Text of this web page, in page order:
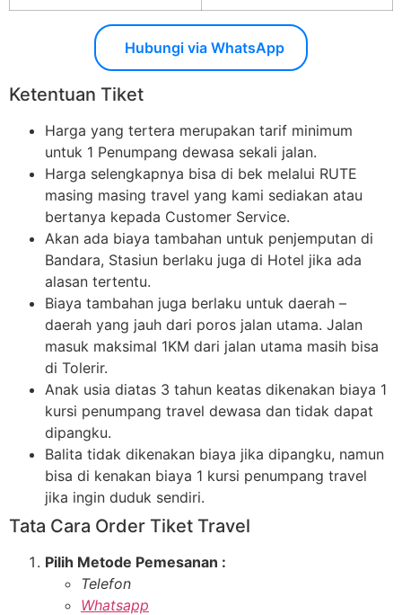
Hubungi via WhatsApp
Ketentuan Tiket
Harga yang tertera merupakan tarif minimum
untuk 1 Penumpang dewasa sekali jalan.
Harga selengkapnya bisa di bek melalui RUTE
masing masing travel yang kami sediakan atau
bertanya kepada Customer Service.
Akan ada biaya tambahan untuk penjemputan di
Bandara, Stasiun berlaku juga di Hotel jika ada
alasan tertentu.
Biaya tambahan juga berlaku untuk daerah –
daerah yang jauh dari poros jalan utama. Jalan
masuk maksimal 1KM dari jalan utama masih bisa
di Tolerir.
Anak usia diatas 3 tahun keatas dikenakan biaya 1
kursi penumpang travel dewasa dan tidak dapat
dipangku.
Balita tidak dikenakan biaya jika dipangku, namun
bisa di kenakan biaya 1 kursi penumpang travel
jika ingin duduk sendiri.
Tata Cara Order Tiket Travel
Pilih Metode Pemesanan :
Telefon
Whatsapp